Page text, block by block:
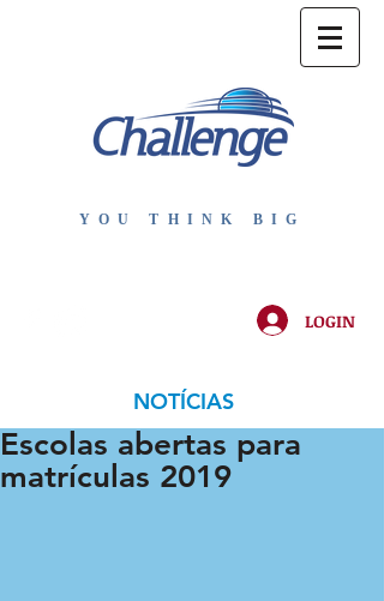
YOU THINK BIG
LOGIN
NOTÍCIAS
Escolas abertas para
matrículas 2019